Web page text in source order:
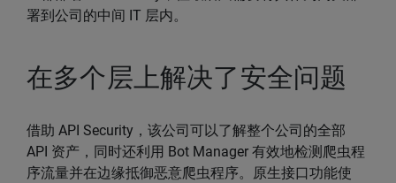
署到公司的中间 IT 层内。
在多个层上解决了安全问题
借助 API Security，该公司可以了解整个公司的全部
API 资产，同时还利用 Bot Manager 有效地检测爬虫程
序流量并在边缘抵御恶意爬虫程序。原生接口功能使